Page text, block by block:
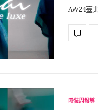
AW24臺
時裝周報導